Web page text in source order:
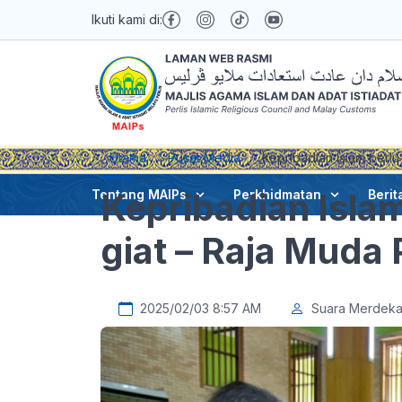
Ikuti kami di:
Tentang MAIPs Perkhidmatan
Utama Pusat Media Kepribadian Islam
Kepribadian
giat – Raja Muda
2025/02/03 8:57 AM Suara Merdeka